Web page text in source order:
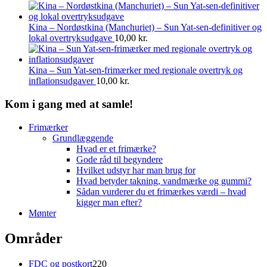
Kina – Nordøstkina (Manchuriet) – Sun Yat-sen-definitiver og
lokal overtryksudgave 10,00 kr.
Kina – Sun Yat-sen-frimærker med regionale overtryk og
inflationsudgaver 10,00 kr.
Kom i gang med at samle!
Frimærker
Grundlæggende
Hvad er et frimærke?
Gode råd til begyndere
Hvilket udstyr har man brug for
Hvad betyder takning, vandmærke og gummi?
Sådan vurderer du et frimærkes værdi – hvad
kigger man efter?
Mønter
Områder
FDC og postkort220220